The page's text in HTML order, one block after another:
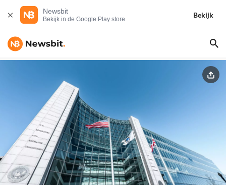
Newsbit
Bekijk in de Google Play store
Bekijk